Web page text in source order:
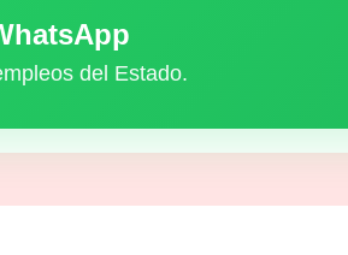
del Estado.